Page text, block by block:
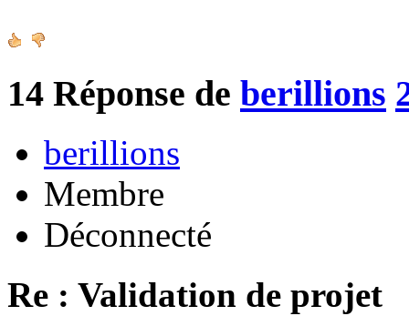
14 Réponse de berillions
berillions
Membre
Déconnecté
Re : Validation de projet